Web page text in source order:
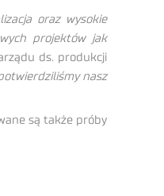
oraz wysokie
projektów jak
ds. produkcji
nasz
są także próby